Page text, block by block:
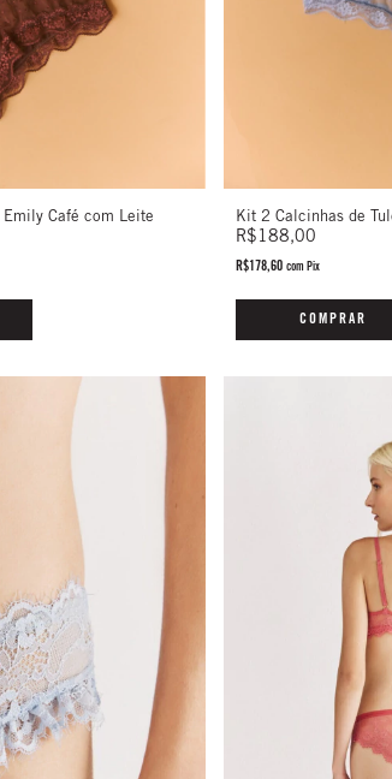
Café com Leite Kit 2 Calcinhas de
R$188,00
R$178,60 com Pix
COMPRAR